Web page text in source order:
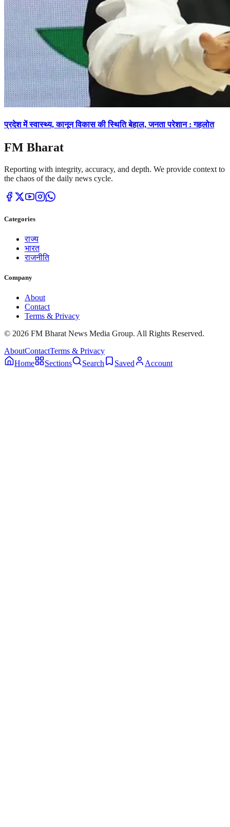
प्रदेश में स्वास्थ्य, कानून विकास की स्थिति बेहाल, जनता परेशान : गहलोत
FM Bharat
Reporting with integrity, accuracy, and depth. We provide context to
the chaos of the daily news cycle.
Categories
राज्य
भारत
राजनीति
Company
About
Contact
Terms & Privacy
© 2026 FM Bharat News Media Group. All Rights Reserved.
AboutContactTerms & Privacy
Home
Sections Search Saved Account